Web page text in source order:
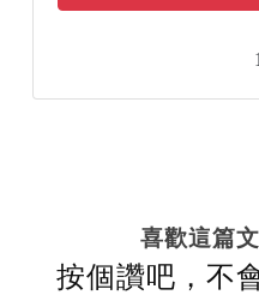
喜歡這篇
按個讚吧，不